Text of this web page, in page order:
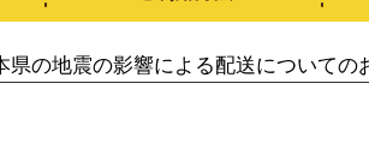
県の地震の影響による配送についての